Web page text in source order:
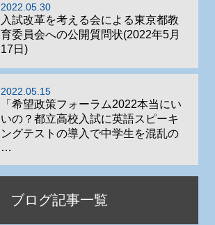
2022.05.30
入試改革を考える会による東京都教
育委員会への公開質問状(2022年5月
17日)
2022.05.15
「希望政策フォーラム2022本当にい
いの？都立高校入試に英語スピーキ
ングテストの導入で中学生を混乱の
…
ブログ記事一覧